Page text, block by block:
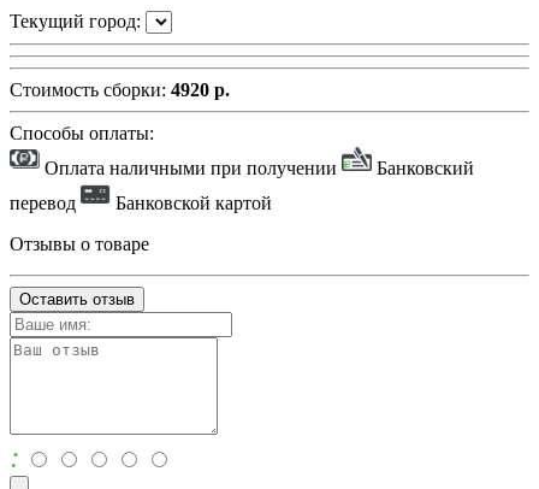
Текущий город:
Стоимость сборки: 4920 р.
Способы оплаты:
Оплата наличными при получении
Банковский
перевод
Банковской картой
Отзывы о товаре
Оставить отзыв
: